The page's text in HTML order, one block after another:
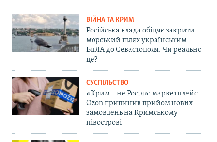
ВІЙНА ТА КРИМ
Російська влада обіцяє закрити
морський шлях українським
БпЛА до Севастополя. Чи реально
це?
СУСПІЛЬСТВО
«Крим – не Росія»: маркетплейс
Ozon припинив прийом нових
замовлень на Кримському
півострові